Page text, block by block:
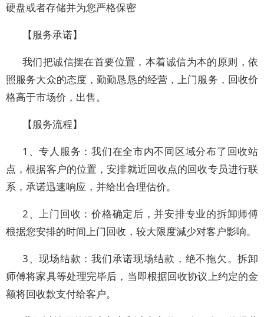
硬盘或者存储并为您严格保密
【服务承诺】
我们把诚信摆在首要位置，本着诚信为本的原则，依
照服务大众的态度，勤勤恳恳的经营，上门服务，回收价
格高于市场价，出售。
【服务流程】
1、专人服务：我们在全市内不同区域分布了回收站
点，根据客户的位置，安排就近回收点的回收专员进行联
系，承诺迅速响应，并给出合理估价。
2、上门回收：价格确定后，并安排专业的拆卸师傅
根据您安排的时间上门回收，较大限度減少对客户影响。
3、现场结款：我们承诺现场结款，绝不拖欠。拆卸
师傅将家具等处理完毕后，当即根据回收协议上约定的金
额将回收款支付给客户。